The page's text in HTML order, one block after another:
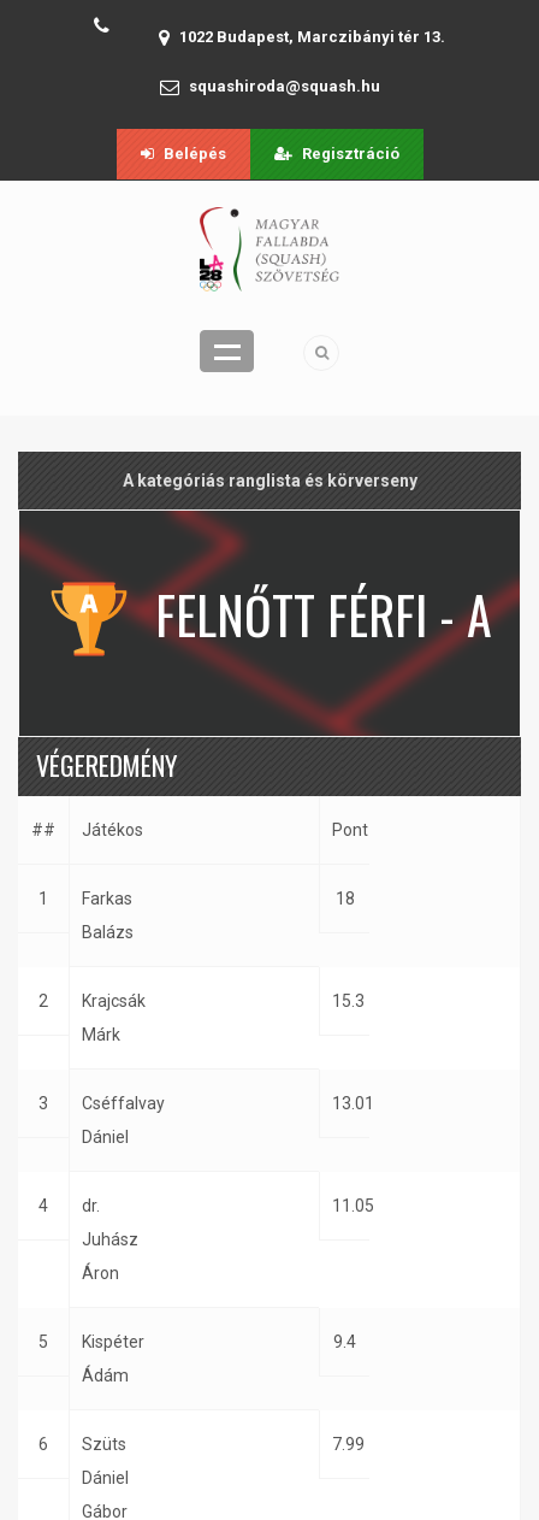
1022 Budapest, Marczibányi tér 13.
squashiroda@squash.hu
Belépés Regisztráció
A kategóriás ranglista és körverseny
FELNŐTT FÉRFI - A
VÉGEREDMÉNY
## Játékos Pont
1
Farkas
Balázs
18
2
Krajcsák
Márk
15.3
3
Cséffalvay
Dániel
13.01
4
dr.
Juhász
Áron
11.05
5
Kispéter
Ádám
9.4
6
Szüts
Dániel
Gábor
7.99